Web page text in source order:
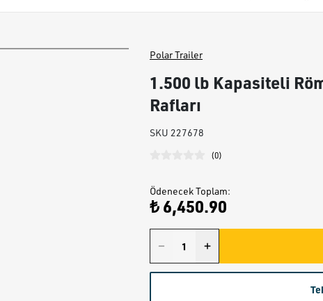
Polar Trailer
1.500 lb Kapasiteli
Rafları
SKU 227678
(0)
Ödenecek Toplam:
₺ 6,450.90